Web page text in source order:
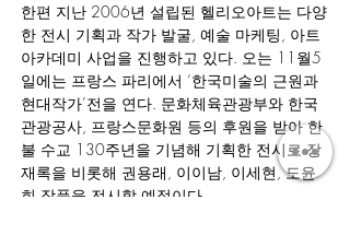
한편 지난 2006년 설립된 헬리오아트는 다양
한 전시 기획과 작가 발굴, 예술 마케팅, 아트
아카데미 사업을 진행하고 있다. 오는 11월5
일에는 프랑스 파리에서 ‘한국미술의 근원과
현대작가’전을 연다. 문화체육관광부와 한국
관광공사, 프랑스문화원 등의 후원을 받아 한
불 수교 130주년을 기념해 기획한 전시로 장
재록을 비롯해 권용래, 이이남, 이세현, 도윤
희 작품을 전시할 예정이다.